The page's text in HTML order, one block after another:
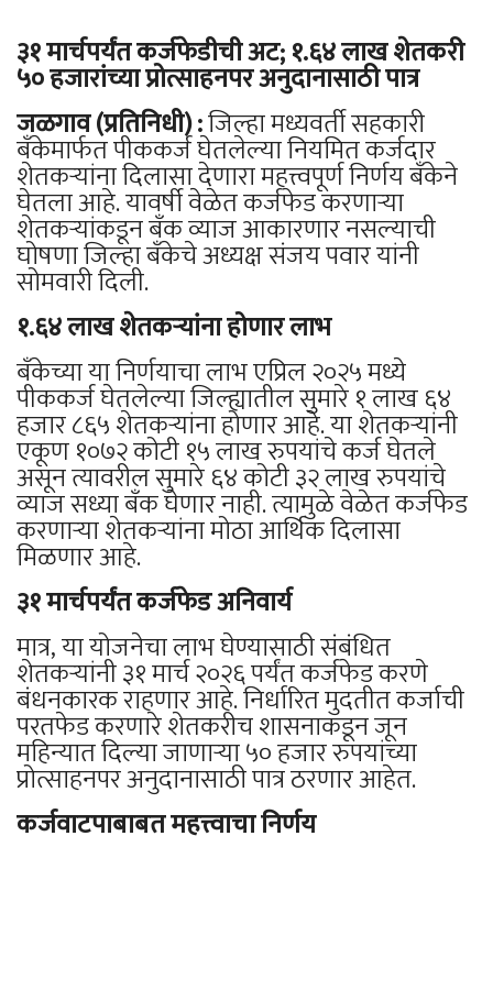
३१ मार्चपर्यंत कर्जफेडीची अट; १.६४ लाख शेतकरी
५० हजारांच्या प्रोत्साहनपर अनुदानासाठी पात्र
जळगाव (प्रतिनिधी) :जिल्हा मध्यवर्ती सहकारी
बँकेमार्फत पीककर्ज घेतलेल्या नियमित कर्जदार
शेतकऱ्यांना दिलासा देणारा महत्त्वपूर्ण निर्णय बँकेने
घेतला आहे. यावर्षी वेळेत कर्जफेड करणाऱ्या
शेतकऱ्यांकडून बँक व्याज आकारणार नसल्याची
घोषणा जिल्हा बँकेचे अध्यक्ष संजय पवार यांनी
सोमवारी दिली.
१.६४ लाख शेतकऱ्यांना होणार लाभ
बँकेच्या या निर्णयाचा लाभ एप्रिल २०२५ मध्ये
पीककर्ज घेतलेल्या जिल्ह्यातील सुमारे १ लाख ६४
हजार ८६५ शेतकऱ्यांना होणार आहे. या शेतकऱ्यांनी
एकूण १०७२ कोटी १५ लाख रुपयांचे कर्ज घेतले
असून त्यावरील सुमारे ६४ कोटी ३२ लाख रुपयांचे
व्याज सध्या बँक घेणार नाही. त्यामुळे वेळेत कर्जफेड
करणाऱ्या शेतकऱ्यांना मोठा आर्थिक दिलासा
मिळणार आहे.
३१ मार्चपर्यंत कर्जफेड अनिवार्य
मात्र, या योजनेचा लाभ घेण्यासाठी संबंधित
शेतकऱ्यांनी ३१ मार्च २०२६ पर्यंत कर्जफेड करणे
बंधनकारक राहणार आहे. निर्धारित मुदतीत कर्जाची
परतफेड करणारे शेतकरीच शासनाकडून जून
महिन्यात दिल्या जाणाऱ्या ५० हजार रुपयांच्या
प्रोत्साहनपर अनुदानासाठी पात्र ठरणार आहेत.
कर्जवाटपाबाबत महत्त्वाचा निर्णय